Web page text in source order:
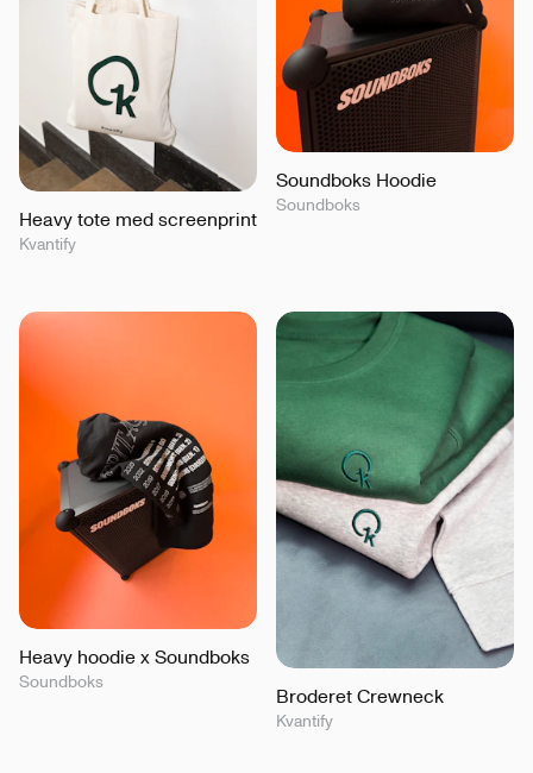
Heavy tote med screenprint
Kvantify
Soundboks Hoodie
Soundboks
Heavy hoodie x Soundboks
Soundboks
Broderet Crewneck
Kvantify